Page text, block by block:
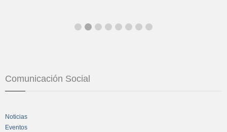
Comunicación Social
Noticias
Eventos